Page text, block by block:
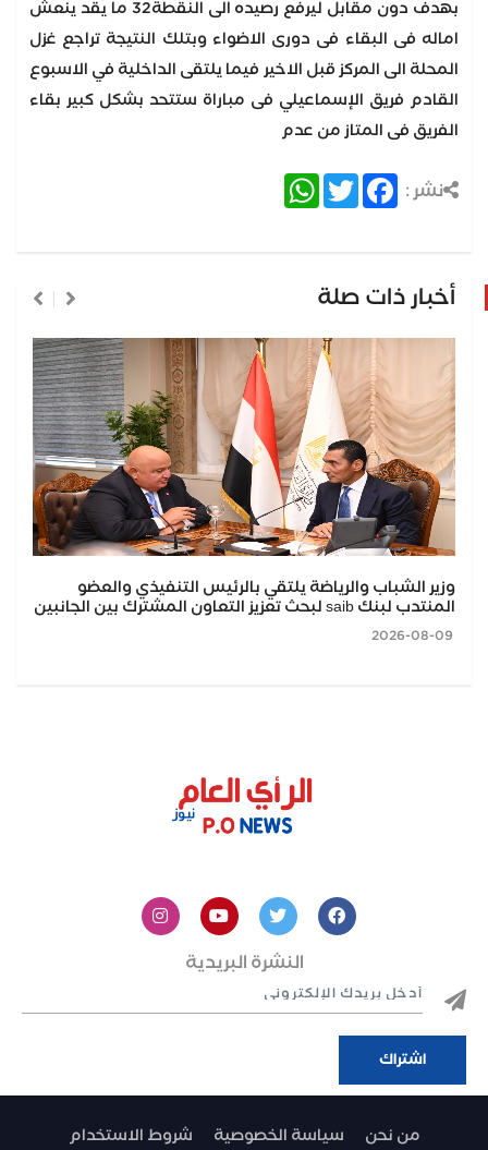
بهدف دون مقابل ليرفع رصيده الى النقطة32 ما يقد ينعش
اماله فى البقاء فى دورى الاضواء وبتلك النتيجة تراجع غزل
المحلة الى المركز قبل الاخير فيما يلتقى الداخلية في الاسبوع
القادم فريق الإسماعيلي فى مباراة ستتحد بشكل كبير بقاء
الفريق فى المتاز من عدم
نشر : Facebook
Twitter
WhatsApp
أخبار ذات صلة
وزير الشباب والرياضة يلتقي بالرئيس التنفيذي والعضو
المنتدب لبنك saib لبحث تعزيز التعاون المشترك بين الجانبين
النشرة البريدية
من نحن سياسة الخصوصية شروط الاستخدام